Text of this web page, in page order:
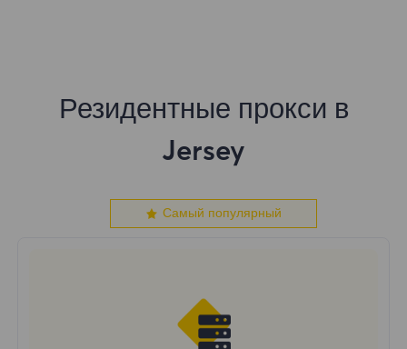
Резидентные прокси в
Jersey
Самый популярный